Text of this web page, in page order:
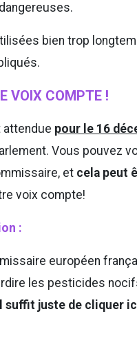
bien trop
VOIX COMPTE !
attendue pour le 16
Vous pouvez
et cela peut
voix compte!
:
européen
les pesticides
suffit juste de cliquer